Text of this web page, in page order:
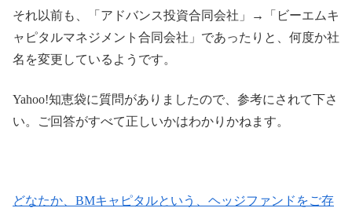
それ以前も、「アドバンス投資合同会社」→「ビーエムキ
ャピタルマネジメント合同会社」であったりと、何度か社
名を変更しているようです。
Yahoo!知恵袋に質問がありましたので、参考にされて下さ
い。ご回答がすべて正しいかはわかりかねます。
どなたか、BMキャピタルという、ヘッジファンドをご存